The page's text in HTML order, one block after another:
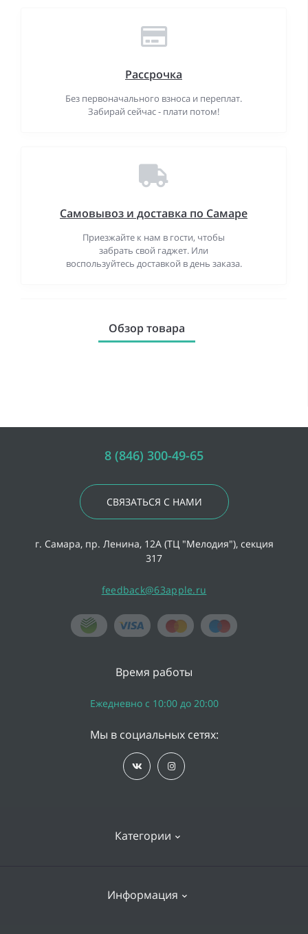
Рассрочка
Без первоначального взноса и переплат.
Забирай сейчас - плати потом!
Самовывоз и доставка по Самаре
Приезжайте к нам в гости, чтобы
забрать свой гаджет. Или
воспользуйтесь доставкой в день заказа.
Обзор товара
8 (846) 300-49-65
СВЯЗАТЬСЯ С НАМИ
г. Самара, пр. Ленина, 12А (ТЦ "Мелодия"), секция
317
feedback@63apple.ru
Категории
Информация
Время работы
Ежедневно с 10:00 до 20:00
Мы в социальных сетях: